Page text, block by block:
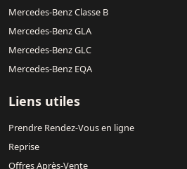
Mercedes-Benz Classe B
Mercedes-Benz GLA
Mercedes-Benz GLC
Mercedes-Benz EQA
Liens utiles
Prendre Rendez-Vous en ligne
Reprise
Offres Après-Vente